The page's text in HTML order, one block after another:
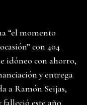
“el momento
con 404
idóneo con ahorro,
y entrega
a Ramón Seijas,
este año.